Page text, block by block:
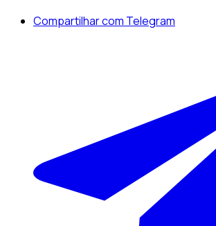
Compartilhar com Telegram